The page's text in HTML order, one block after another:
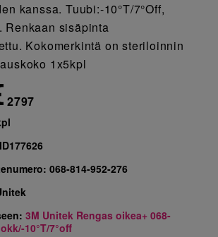
kanssa. Tuubi:-10°T/7°Off,
Renkaan sisäpinta
Kokomerkintä on steriloinnin
1x5kpl
2797
068-814-952-276
3M Unitek Rengas oikea+ 068-
10°T/7°off